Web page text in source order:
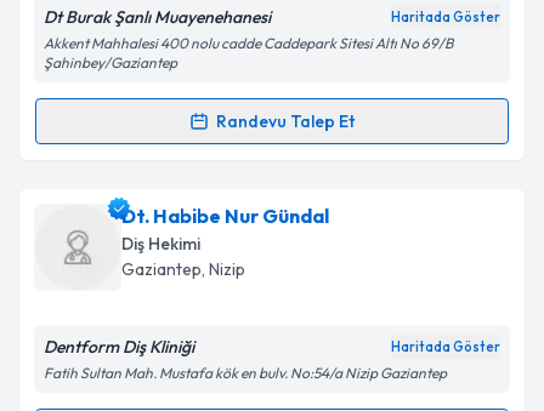
Kişisel verilerimin işlenmesine ilişkin
Metni'ni okudum ve kişisel verilerimin belirtilen
Takvim Talebini Gönder
Dt Burak Şanlı Muayenehanesi Haritada Göster
Akkent Mahhalesi 400 nolu cadde Caddepark Sitesi Altı No 69/B
Şahinbey/Gaziantep
Randevu Talep Et
Randevu Takvimi Talebi
Dt. Burak Şanlıiçin randevu takvimi talebi oluşturun.
Size bu uzmandan randevu almanız için bir takvim
hazırlandığında e-posta ile bilgilendireceğiz.
Dt. Habibe Nur Gündal
Diş Hekimi
Gaziantep, Nizip
Dentform Diş Kliniği Haritada Göster
Fatih Sultan Mah. Mustafa kök en bulv. No:54/a Nizip Gaziantep